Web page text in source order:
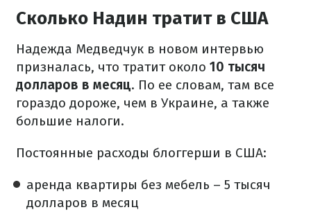
Сколько Надин тратит в США
Надежда Медведчук в новом интервью
призналась, что тратит около 10 тысяч
долларов в месяц. По ее словам, там все
гораздо дороже, чем в Украине, а также
большие налоги.
Постоянные расходы блоггерши в США:
аренда квартиры без мебель – 5 тысяч
долларов в месяц